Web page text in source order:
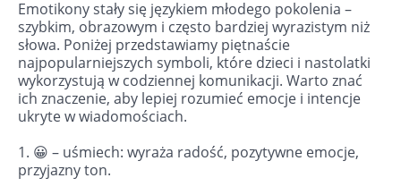
Emotikony stały się językiem młodego pokolenia –
szybkim, obrazowym i często bardziej wyrazistym niż
słowa. Poniżej przedstawiamy piętnaście
najpopularniejszych symboli, które dzieci i nastolatki
wykorzystują w codziennej komunikacji. Warto znać
ich znaczenie, aby lepiej rozumieć emocje i intencje
ukryte w wiadomościach.
1. 😀 – uśmiech: wyraża radość, pozytywne emocje,
przyjazny ton.